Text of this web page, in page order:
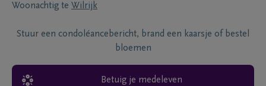
Woonachtig te Wilrijk
Stuur een condoléancebericht, brand een kaarsje of bestel
bloemen
Betuig je medeleven